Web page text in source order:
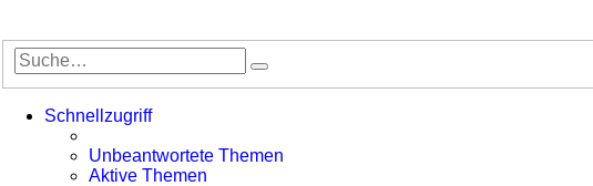
Suche
Suche
Schnellzugriff
Unbeantwortete Themen
Aktive Themen